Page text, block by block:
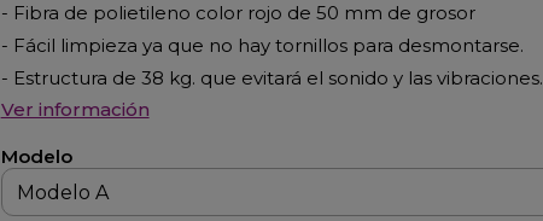
- Fibra de polietileno color rojo de 50 mm de grosor
- Fácil limpieza ya que no hay tornillos para desmontarse.
- Estructura de 38 kg. que evitará el sonido y las vibraciones.
Ver información
Modelo